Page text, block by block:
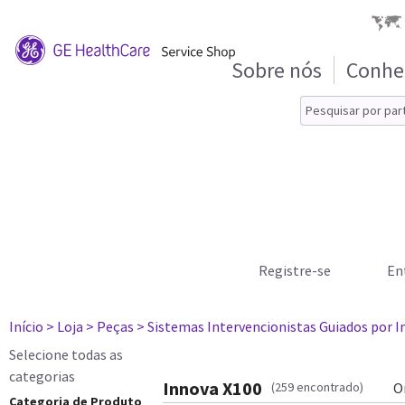
Sobre nós
Registre-se
Início > Loja > Peças > Sistemas Intervencionistas Guiados por
Selecione todas as
categorias
Categoria de Produto
Innova X100 (259 encontrado)